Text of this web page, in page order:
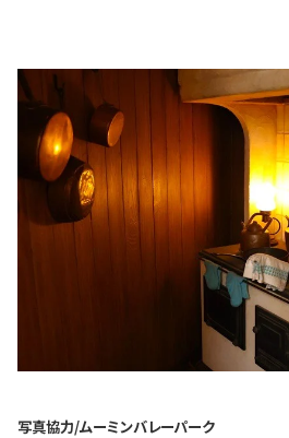
写真協力/ムーミンバレーパーク